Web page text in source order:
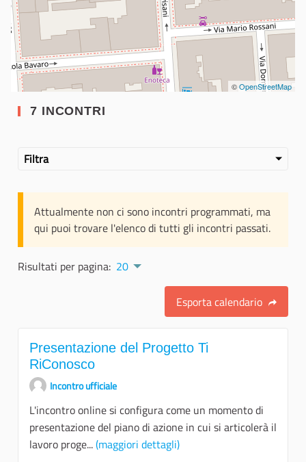
©OpenStreetMap
7 INCONTRI
Filtra
Attualmente non ci sono incontri programmati, ma
qui puoi trovare l'elenco di tutti gli incontri passati.
Risultati per pagina: 20
Esporta calendario
Presentazione del Progetto Ti
RiConosco
Incontro ufficiale
L'incontro online si configura come un momento di
presentazione del piano di azione in cui si articolerà il
lavoro proge...(maggiori dettagli)